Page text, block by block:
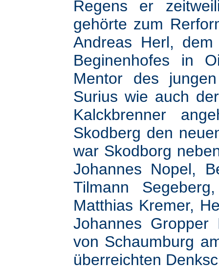
Regens er
gehörte zum
Andreas Herl,
Beginenhofes in
Mentor des
Surius wie auch
Kalckbrenner
Skodberg den
war Skodborg
Johannes Nopel,
Tilmann
Matthias Kremer,
Johannes Gropper
von Schaumburg
überreichten